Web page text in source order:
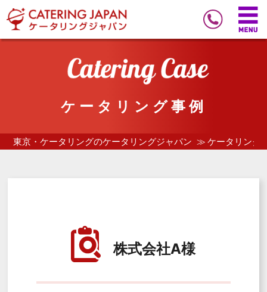
ケータリング事例
東京・ケータリングのケータリングジャパン ケータリング
株式会社A様